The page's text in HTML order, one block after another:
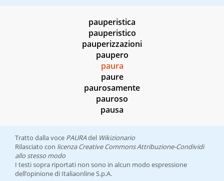
pauperistica
pauperistico
pauperizzazioni
paupero
paura
paure
paurosamente
pauroso
pausa
Tratto dalla voce PAURAdel Wikizionario
Rilasciato con licenza Creative Commons Attribuzione-Condividi
allo stesso modo
I testi sopra riportati non sono in alcun modo espressione
dell’opinione di Italiaonline S.p.A.